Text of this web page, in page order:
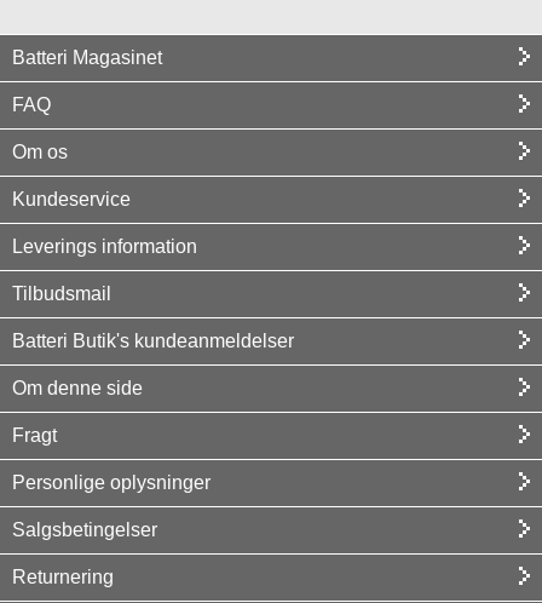
Batteri Magasinet
FAQ
Om os
Kundeservice
Leverings information
Tilbudsmail
Batteri Butik's kundeanmeldelser
Om denne side
Fragt
Personlige oplysninger
Salgsbetingelser
Returnering